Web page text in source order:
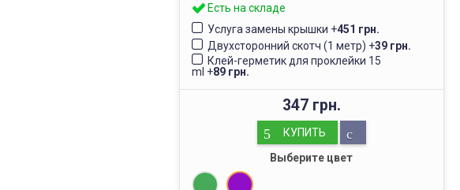
Есть на складе
Услуга замены крышки +451 грн.
Двухсторонний скотч (1 метр) +39 грн.
Клей-герметик для проклейки 15
ml +89 грн.
347 грн.
КУПИТЬ
Выберите цвет